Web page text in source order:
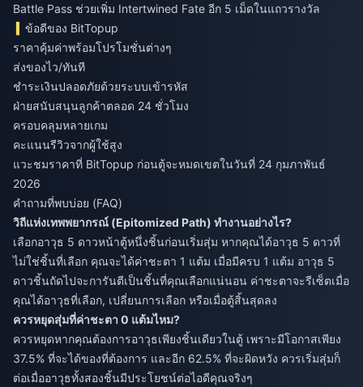
Battle Pass ช่วยเพิ่ม Intertwined Fate อีก 5 เม็ดในแถวรางวัล
ข้อดีของ BitTopup
ราคาคุ้มค่าพร้อมโปรโมชั่นต่างๆ
ส่งของไว/ทันที
ชำระเงินปลอดภัยด้วยระบบเข้ารหัส
ฝ่ายสนับสนุนลูกค้าตลอด 24 ชั่วโมง
ครอบคลุมหลายเกม
คะแนนรีวิวจากผู้ใช้สูง
แวะชมราคาที่ BitTopup ก่อนตู้จะหมดเขตในวันที่ 24 กุมภาพันธ์
2026
คำถามที่พบบ่อย (FAQ)
วิถีแห่งเทพพยากรณ์ (Epitomized Path) ทำงานอย่างไร?
เลือกอาวุธ 5 ดาวหน้าตู้หนึ่งชิ้นก่อนเริ่มสุ่ม หากคุณได้อาวุธ 5 ดาวที่
ไม่ใช่ชิ้นที่เลือก คุณจะได้ค่าชะตา 1 แต้ม เมื่อมีครบ 1 แต้ม อาวุธ 5
ดาวชิ้นถัดไปจะการันตีเป็นชิ้นที่คุณเลือกแน่นอน ค่าชะตาจะรีเซ็ตเมื่อ
คุณได้อาวุธที่เลือก, เปลี่ยนการเลือก หรือเมื่อตู้สิ้นสุดลง
ควรหยุดสุ่มที่ค่าชะตา 0 แต้มไหม?
ควรหยุดหากคุณต้องการอาวุธเพียงชิ้นเดียวในตู้ เพราะมีโอกาสเพียง
37.5% ที่จะได้ของที่ต้องการ และอีก 62.5% ที่จะผิดหวัง ควรเริ่มสุ่มก็
ต่อเมื่ออาวุธทั้งสองชิ้นมีประโยชน์ต่อไอดีคุณจริงๆ